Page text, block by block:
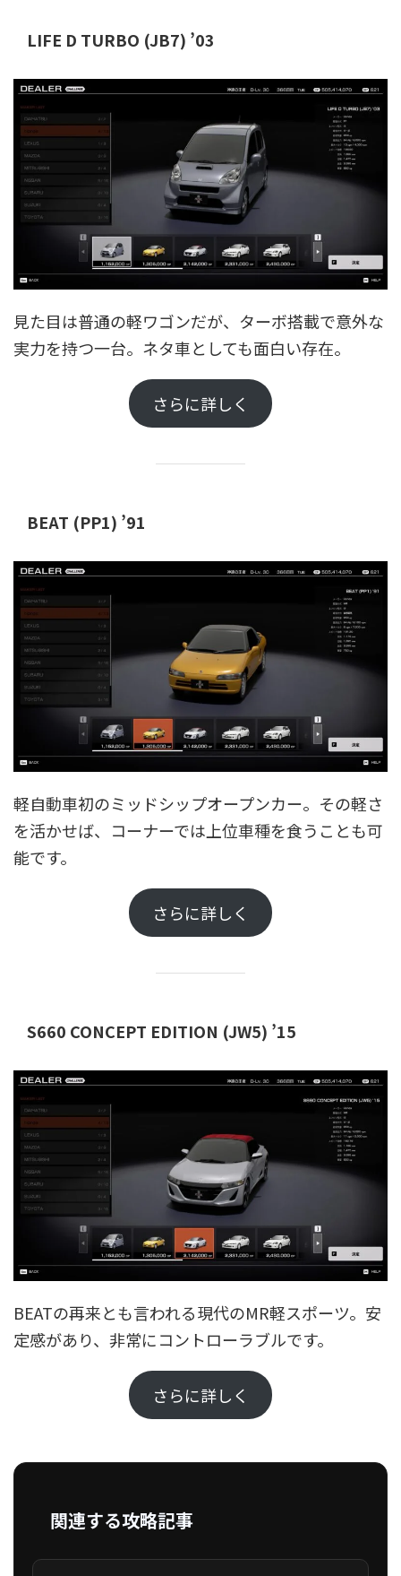
LIFE D TURBO (JB7) ’03
見た目は普通の軽ワゴンだが、ターボ搭載で意外な
実力を持つ一台。ネタ車としても面白い存在。
さらに詳しく
BEAT (PP1) ’91
軽自動車初のミッドシップオープンカー。その軽さ
を活かせば、コーナーでは上位車種を食うことも可
能です。
さらに詳しく
S660 CONCEPT EDITION (JW5) ’15
BEATの再来とも言われる現代のMR軽スポーツ。安
定感があり、非常にコントローラブルです。
さらに詳しく
関連する攻略記事